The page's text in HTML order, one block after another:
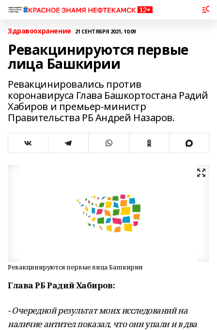
Здравоохранение 21 СЕНТЯБРЯ 2021, 10:09
Ревакцинируются первые
лица Башкирии
Ревакцинировались против
коронавируса Глава Башкортостана Радий
Хабиров и премьер-министр
Правительства РБ Андрей Назаров.
Ревакцинируются первые лица Башкирии
Глава РБ Радий Хабиров:
- Очередной результат моих исследований на
наличие антител показал, что они упали и в два